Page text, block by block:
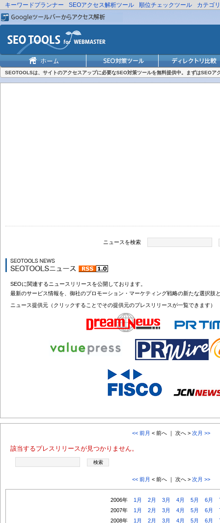
キーワードプランナー SEOアクセス解析ツール 順位チェックツール カテゴ
SEOTOOLSは、サイトのアクセスアップに必要なSEO対策ツールを無料提供中。まずはSEOア
ニュースを検索
SEOに関連するニュースリリースを公開しております。
最新のサービス情報を、御社のプロモーション・マーケティング戦略の新たな選択肢
ニュース提供元（クリックすることでその提供元のプレスリリースが一覧できます）
<< 前月 < 前へ ｜ 次へ > 次月 >>
該当するプレスリリースが見つかりません。
<< 前月 < 前へ ｜ 次へ > 次月 >>
2006年 1月 2月 3月 4月 5月 6月
2007年
1月 2月 3月 4月 5月 6月
2008年
1月 2月 3月 4月 5月 6月